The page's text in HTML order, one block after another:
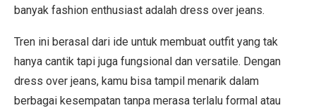
banyak fashion enthusiast adalah dress over jeans.
Tren ini berasal dari ide untuk membuat outfit yang tak
hanya cantik tapi juga fungsional dan versatile. Dengan
dress over jeans, kamu bisa tampil menarik dalam
berbagai kesempatan tanpa merasa terlalu formal atau